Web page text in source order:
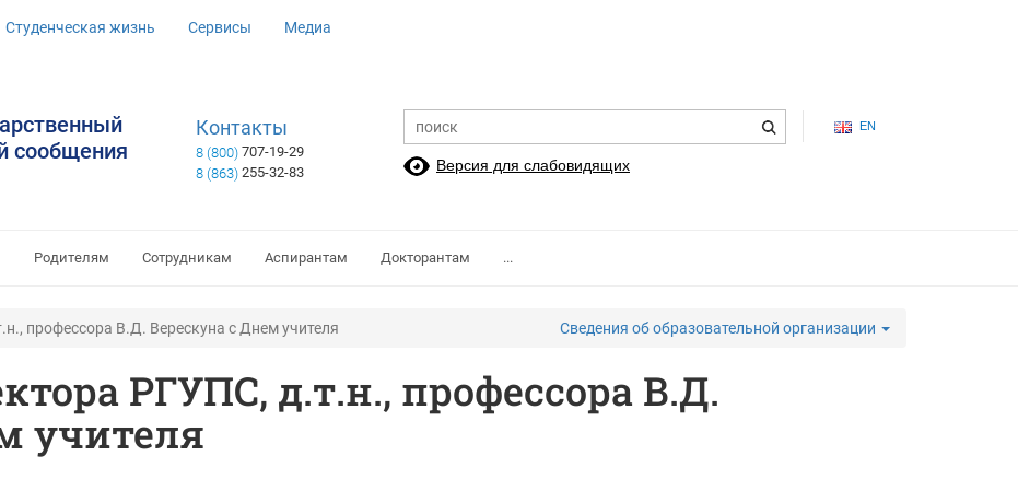
Студенческая жизнь Сервисы Медиа
EN
сообщения
Контакты
8 (800) 707-19-29
8 (863) 255-32-83 Версия для слабовидящих
Родителям Сотрудникам Аспирантам Докторантам ...
профессора В.Д. Верескуна с Днем учителя Сведения об образовательной организации
РГУПС, д.т.н., профессора В.Д.
учителя